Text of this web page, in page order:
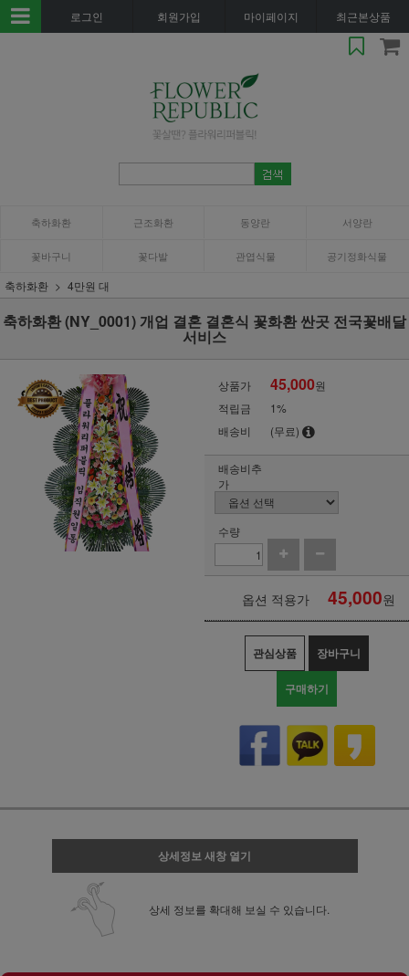
로그인 회원가입 마이페이지 최근본상품
축하화환 근조화환 동양란 서양란
꽃바구니 꽃다발 관엽식물 공기정화식물
축하화환 4만원 대
축하화환 (NY_0001) 개업 결혼 결혼식 꽃화환 싼곳 전국꽃배달
서비스
상품가 45,000원
적립금
1%
배송비
(무료)
배송비추
가
수량
옵션 적용가 45,000원
관심상품 장바구니
구매하기
상세정보 새창 열기
상세 정보를 확대해 보실 수 있습니다.